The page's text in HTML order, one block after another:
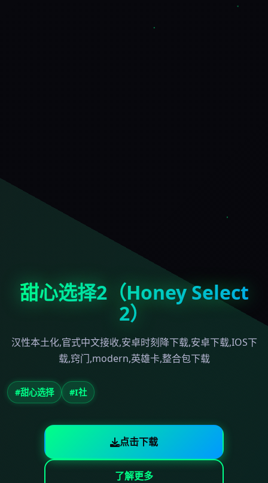
甜心选择2（Honey Select
2）
汉性本土化,官式中文接收,安卓时刻降下载,安卓下载,IOS下
载,窍门,modern,英雄卡,整合包下载
#甜心选择 #I社
点击下载
了解更多